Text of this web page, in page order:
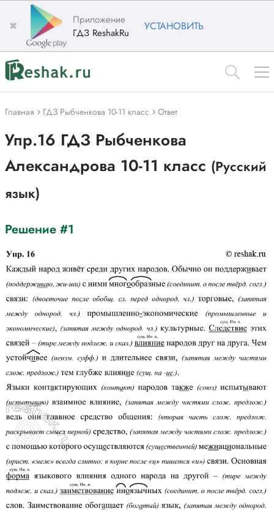
✖
Приложение
ГДЗ ReshakRu
УСТАНОВИТЬ
Главная ГДЗ Рыбченкова 10-11 класс Ответ
Упр.16 ГДЗ Рыбченкова
Александрова 10-11 класс (Русский
язык)
Решение #1